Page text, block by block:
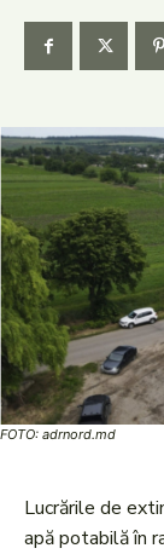
Patrimoniu
Produs
FOTO: adrnord.md
Lucrările de
apă potabilă în